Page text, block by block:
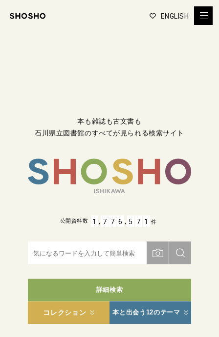
ENGLISH
本も雑誌も古文書も
石川県立図書館のすべてが見られる検索サイト
詳細検索
コレクション 本と出会う12のテーマ
公開資料数 1 , 7 7 6 , 5 7 1 件